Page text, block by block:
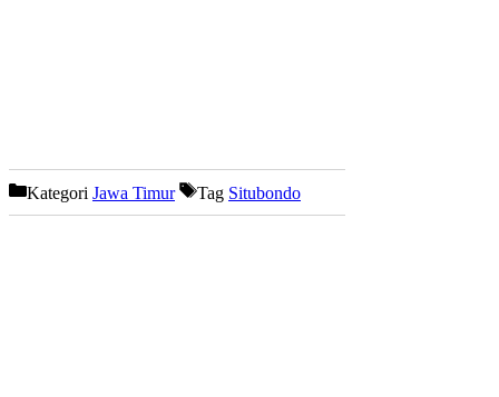
Kategori Jawa Timur Tag Situbondo